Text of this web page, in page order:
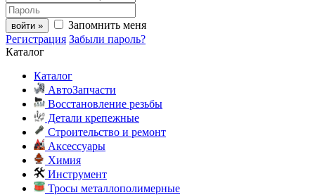
войти »
Запомнить меня
Регистрация Забыли пароль?
Каталог
Каталог
АвтоЗапчасти
Восстановление резьбы
Детали крепежные
Строительство и ремонт
Аксессуары
Химия
Инструмент
Тросы металлополимерные